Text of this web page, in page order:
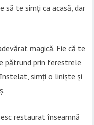
să te simți ca acasă, dar
magică. Fie că te
pătrund prin ferestrele
simți o liniște și
restaurat înseamnă